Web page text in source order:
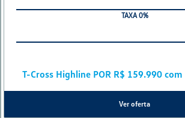
TAXA 0%
T-Cross Highline POR R$ 159.990
Ver oferta